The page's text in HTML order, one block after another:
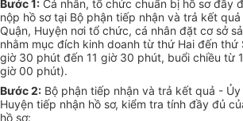
Bước 1: Cá nhân, tổ chức chuẩn bị hồ sơ đầy
nộp hồ sơ tại Bộ phận tiếp nhận và trả kết
Quận, Huyện nơi tổ chức, cá nhân đặt cơ sở
nhằm mục đích kinh doanh từ thứ Hai đến thứ
giờ 30 phút đến 11 giờ 30 phút, buổi chiều từ
giờ 00 phút).
Bước 2: Bộ phận tiếp nhận và trả kết quả -
Huyện tiếp nhận hồ sơ, kiểm tra tính đầy đủ
hồ sơ: